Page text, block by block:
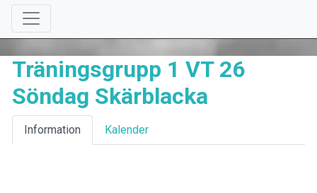
Träningsgrupp 1 VT 26
Söndag Skärblacka
Information Kalender